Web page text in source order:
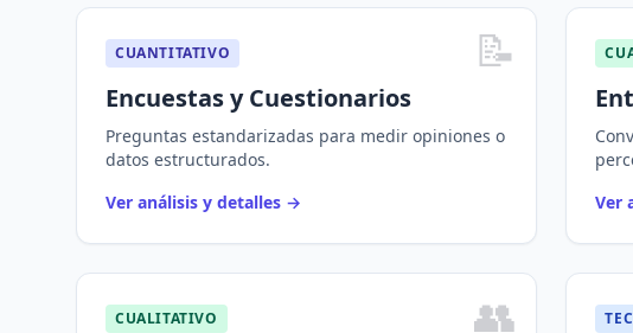
📝
CUANTITATIVO
Encuestas y Cuestionarios
Preguntas estandarizadas para medir opiniones o
datos estructurados.
Ver análisis y detalles →
Ver
👥
CUALITATIVO